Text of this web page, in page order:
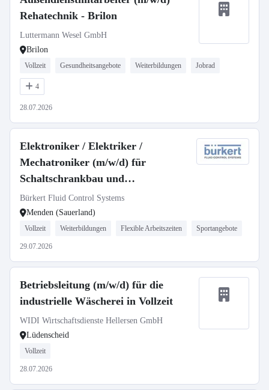
Rehatechnik - Brilon
Luttermann Wesel GmbH
Brilon
Vollzeit Gesundheitsangebote Weiterbildungen Jobrad
4
28.07.2026
Elektroniker / Elektriker /
Mechatroniker (m/w/d) für
Schaltschrankbau und
Prototypenfertigung
Bürkert Fluid Control Systems
Menden (Sauerland)
Vollzeit Weiterbildungen Flexible Arbeitszeiten Sportangebote
29.07.2026
Betriebsleitung (m/w/d) für die
industrielle Wäscherei in Vollzeit
WIDI Wirtschaftsdienste Hellersen GmbH
Lüdenscheid
Vollzeit
28.07.2026